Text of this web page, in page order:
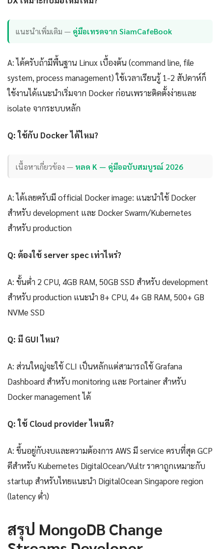
แนะนำเพิ่มเติม — คู่มือเทรดจาก SiamCafeBook
A: ได้ครับถ้ามีพื้นฐาน Linux เบื้องต้น (command line, file
system, process management) ใช้เวลาเรียนรู้ 1-2 สัปดาห์ก็
ใช้งานได้แนะนำเริ่มจาก Docker ก่อนเพราะติดตั้งง่ายและ
isolate จากระบบหลัก
Q: ใช้กับ Docker ได้ไหม?
เนื้อหาเกี่ยวข้อง — หลด K — คู่มือฉบับสมบูรณ์ 2026
A: ได้เลยครับมี official Docker image: แนะนำใช้ Docker
สำหรับ development และ Docker Swarm/Kubernetes
สำหรับ production
Q: ต้องใช้ server spec เท่าไหร่?
A: ขั้นต่ำ 2 CPU, 4GB RAM, 50GB SSD สำหรับ development
สำหรับ production แนะนำ 8+ CPU, 4+ GB RAM, 500+ GB
NVMe SSD
Q: มี GUI ไหม?
A: ส่วนใหญ่จะใช้ CLI เป็นหลักแต่สามารถใช้ Grafana
Dashboard สำหรับ monitoring และ Portainer สำหรับ
Docker management ได้
Q: ใช้ Cloud provider ไหนดี?
A: ขึ้นอยู่กับงบและความต้องการ AWS มี service ครบที่สุด GCP
ดีสำหรับ Kubernetes DigitalOcean/Vultr ราคาถูกเหมาะกับ
startup สำหรับไทยแนะนำ DigitalOcean Singapore region
(latency ต่ำ)
สรุป MongoDB Change